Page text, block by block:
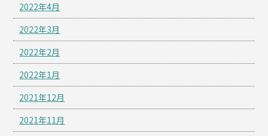
2022年4月
2022年3月
2022年2月
2022年1月
2021年12月
2021年11月